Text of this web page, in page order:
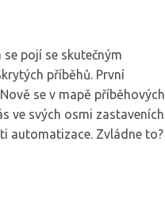
pojí se skutečným
příběhů. První
se v mapě příběhových
ve svých osmi zastaveních
automatizace. Zvládne to?